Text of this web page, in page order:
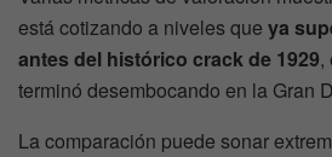
está cotizando a niveles que ya
antes del histórico crack de 1929,
terminó desembocando en la Gran
La comparación puede sonar